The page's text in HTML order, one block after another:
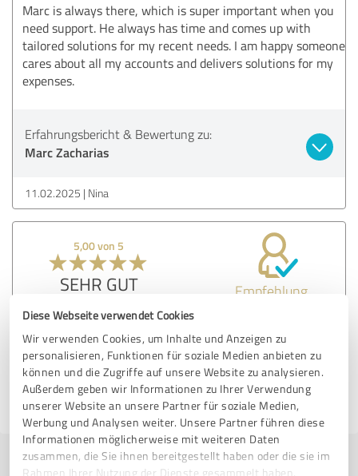
Diese Webseite verwendet Cookies
Wir verwenden Cookies, um Inhalte und Anzeigen zu
personalisieren, Funktionen für soziale Medien anbieten zu
können und die Zugriffe auf unsere Website zu analysieren.
Außerdem geben wir Informationen zu Ihrer Verwendung
unserer Website an unsere Partner für soziale Medien,
Werbung und Analysen weiter. Unsere Partner führen diese
Informationen möglicherweise mit weiteren Daten
zusammen, die Sie ihnen bereitgestellt haben oder die sie im
Rahmen Ihrer Nutzung der Dienste gesammelt haben.
Marc is always there, which is super important when you
need support. He always has time and comes up with
tailored solutions for my recent needs. I am happy someone
cares about all my accounts and delivers solutions for my
expenses.
Erfahrungsbericht & Bewertung zu:
Marc Zacharias
11.02.2025 Nina
5,00 von 5
SEHR GUT Empfehlung
Bewertung zu:
Marc Zacharias
12.02.2025 Anonym
Jetzt bewerten